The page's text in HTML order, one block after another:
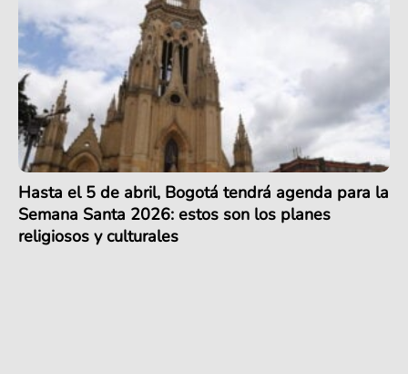
Hasta el 5 de abril, Bogotá tendrá agenda para la
Semana Santa 2026: estos son los planes
religiosos y culturales